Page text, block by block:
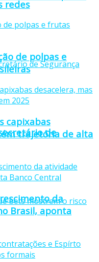
de
redes
de polpas e
capixabas
trajetória de alta
da
Brasil, aponta